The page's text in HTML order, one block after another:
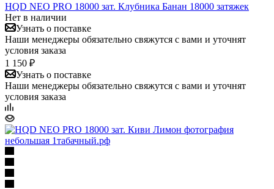
HQD NEO PRO 18000 зат. Клубника Банан 18000 затяжек
Нет в наличии
Узнать о поставке
Наши менеджеры обязательно свяжутся с вами и уточнят
условия заказа
1 150 ₽
Узнать о поставке
Наши менеджеры обязательно свяжутся с вами и уточнят
условия заказа